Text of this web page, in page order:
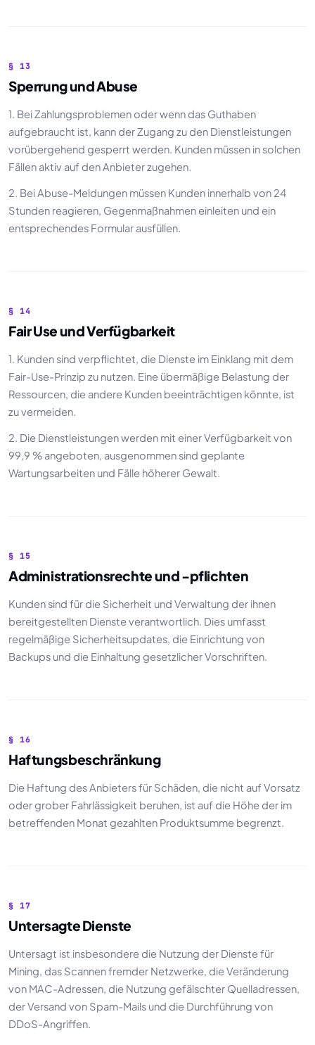
§ 13
Sperrung und Abuse
1. Bei Zahlungsproblemen oder wenn das Guthaben
aufgebraucht ist, kann der Zugang zu den Dienstleistungen
vorübergehend gesperrt werden. Kunden müssen in solchen
Fällen aktiv auf den Anbieter zugehen.
2. Bei Abuse-Meldungen müssen Kunden innerhalb von 24
Stunden reagieren, Gegenmaßnahmen einleiten und ein
entsprechendes Formular ausfüllen.
§ 14
Fair Use und Verfügbarkeit
1. Kunden sind verpflichtet, die Dienste im Einklang mit dem
Fair-Use-Prinzip zu nutzen. Eine übermäßige Belastung der
Ressourcen, die andere Kunden beeinträchtigen könnte, ist
zu vermeiden.
2. Die Dienstleistungen werden mit einer Verfügbarkeit von
99,9 % angeboten, ausgenommen sind geplante
Wartungsarbeiten und Fälle höherer Gewalt.
§ 15
Administrationsrechte und -pflichten
Kunden sind für die Sicherheit und Verwaltung der ihnen
bereitgestellten Dienste verantwortlich. Dies umfasst
regelmäßige Sicherheitsupdates, die Einrichtung von
Backups und die Einhaltung gesetzlicher Vorschriften.
§ 16
Haftungsbeschränkung
Die Haftung des Anbieters für Schäden, die nicht auf Vorsatz
oder grober Fahrlässigkeit beruhen, ist auf die Höhe der im
betreffenden Monat gezahlten Produktsumme begrenzt.
§ 17
Untersagte Dienste
Untersagt ist insbesondere die Nutzung der Dienste für
Mining, das Scannen fremder Netzwerke, die Veränderung
von MAC-Adressen, die Nutzung gefälschter Quelladressen,
der Versand von Spam-Mails und die Durchführung von
DDoS-Angriffen.